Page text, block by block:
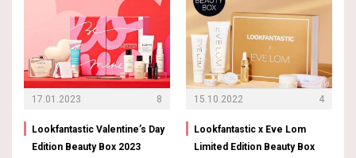
17.01.2023 8
Lookfantastic Valentine’s Day
Edition Beauty Box 2023
15.10.2022 4
Lookfantastic x Eve Lom
Limited Edition Beauty Box